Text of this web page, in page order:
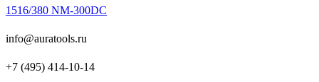
1516/380 NM-300DC
info@auratools.ru
+7 (495) 414-10-14